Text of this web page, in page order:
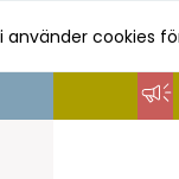
använder cookies